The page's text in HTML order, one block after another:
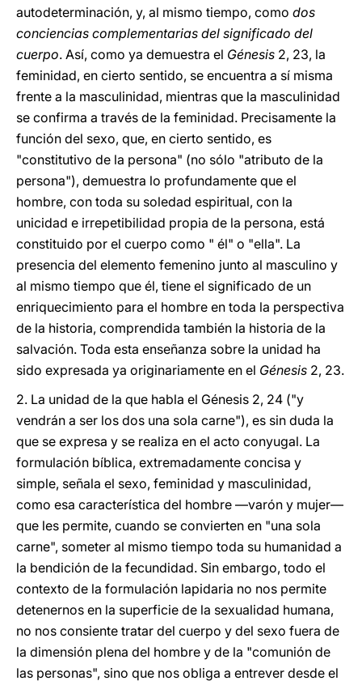
autodeterminación, y, al mismo tiempo, como dos
conciencias complementarias del significado del
cuerpo. Así, como ya demuestra el Génesis 2, 23, la
feminidad, en cierto sentido, se encuentra a sí misma
frente a la masculinidad, mientras que la masculinidad
se confirma a través de la feminidad. Precisamente la
función del sexo, que, en cierto sentido, es
"constitutivo de la persona" (no sólo "atributo de la
persona"), demuestra lo profundamente que el
hombre, con toda su soledad espiritual, con la
unicidad e irrepetibilidad propia de la persona, está
constituido por el cuerpo como " él" o "ella". La
presencia del elemento femenino junto al masculino y
al mismo tiempo que él, tiene el significado de un
enriquecimiento para el hombre en toda la perspectiva
de la historia, comprendida también la historia de la
salvación. Toda esta enseñanza sobre la unidad ha
sido expresada ya originariamente en el Génesis 2, 23.
2. La unidad de la que habla el Génesis 2, 24 ("y
vendrán a ser los dos una sola carne"), es sin duda la
que se expresa y se realiza en el acto conyugal. La
formulación bíblica, extremadamente concisa y
simple, señala el sexo, feminidad y masculinidad,
como esa característica del hombre —varón y mujer—
que les permite, cuando se convierten en "una sola
carne", someter al mismo tiempo toda su humanidad a
la bendición de la fecundidad. Sin embargo, todo el
contexto de la formulación lapidaria no nos permite
detenernos en la superficie de la sexualidad humana,
no nos consiente tratar del cuerpo y del sexo fuera de
la dimensión plena del hombre y de la "comunión de
las personas", sino que nos obliga a entrever desde el